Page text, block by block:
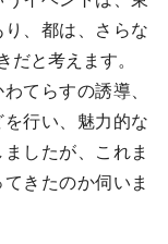
、都は、さらな
だと考えます。
てらすの誘導、
行い、魅力的な
したが、これま
きたのか伺いま